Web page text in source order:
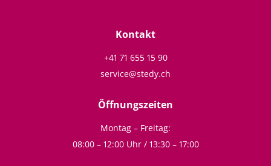
Kontakt
+41 71 655 15 90
service@stedy.ch
Öffnungszeiten
Montag – Freitag:
08:00 – 12:00 Uhr / 13:30 – 17:00